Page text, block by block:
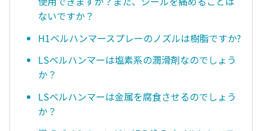
ないですか？
H1ベルハンマースプレーのノズルは樹脂ですか?
LSベルハンマーは塩素系の潤滑剤なのでしょう
か？
LSベルハンマーは金属を腐食させるのでしょう
か？